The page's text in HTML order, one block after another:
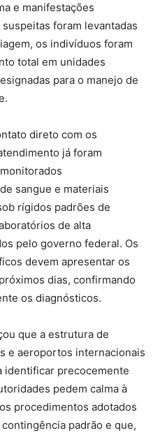
e manifestações
foram levantadas
os indivíduos foram
total em unidades
para o manejo de
direto com os
já foram
sangue e materiais
rígidos padrões de
de alta
pelo governo federal. Os
devem apresentar os
dias, confirmando
os diagnósticos.
que a estrutura de
e aeroportos internacionais
identificar precocemente
pedem calma à
procedimentos adotados
padrão e que,